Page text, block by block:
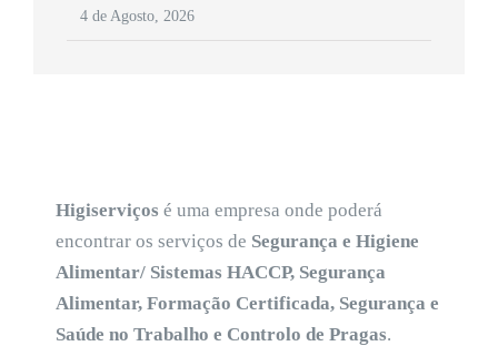
4 de Agosto, 2026
Higiserviços é uma empresa onde poderá
encontrar os serviços de Segurança e Higiene
Alimentar/ Sistemas HACCP, Segurança
Alimentar, Formação Certificada, Segurança e
Saúde no Trabalho e Controlo de Pragas.